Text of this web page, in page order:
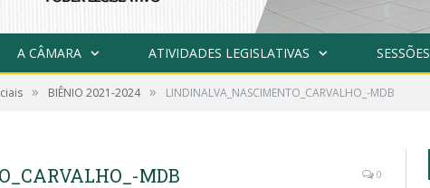
A CÂMARA ATIVIDADES LEGISLATIVAS SESSÕES
» BIÊNIO 2021-2024 » LINDINALVA_NASCIMENTO_CARVALHO_-MDB
MDB 0